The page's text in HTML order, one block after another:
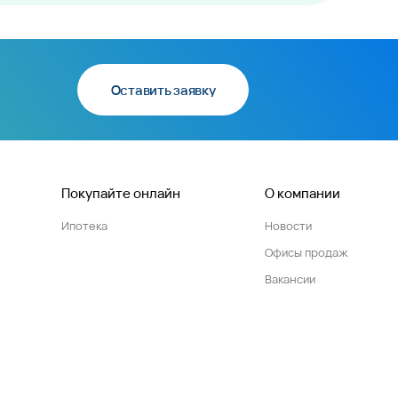
Оставить заявку
Покупайте онлайн
Ипотека
О компании
Новости
Офисы продаж
Вакансии